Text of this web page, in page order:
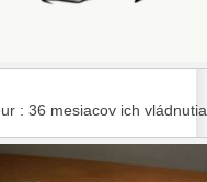
: 36 mesiacov ich